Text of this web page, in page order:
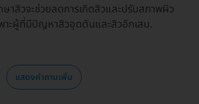
าสิวจะช่วยลดการเกิดสิวและปรับสภาพผิว
าะผู้ที่มีปัญหาสิวอุดตันและสิวอักเสบ.
แสดงคำถามเพิ่ม